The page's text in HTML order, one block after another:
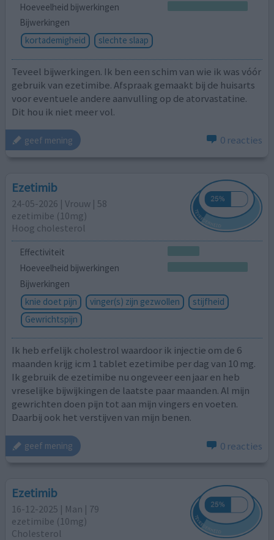
Hoeveelheid bijwerkingen
Bijwerkingen
kortademigheid
slechte slaap
Teveel bijwerkingen. Ik ben een schim van wie ik was vóór
gebruik van ezetimibe. Afspraak gemaakt bij de huisarts
voor eventuele andere aanvulling op de atorvastatine.
Dit hou ik niet meer vol.
geef mening 0 reacties
Ezetimib
24-05-2026 | Vrouw | 58
ezetimibe (10mg)
Hoog cholesterol
Effectiviteit
Hoeveelheid bijwerkingen
Bijwerkingen
knie doet pijn
vinger(s) zijn gezwollen
stijfheid
Gewrichtspijn
Ik heb erfelijk cholestrol waardoor ik injectie om de 6
maanden krijg icm 1 tablet ezetimibe per dag van 10 mg.
Ik gebruik de ezetimibe nu ongeveer een jaar en heb
vreselijke bijwijkingen de laatste paar maanden. Al mijn
gewrichten doen pijn tot aan mijn vingers en voeten.
Daarbij ook het verstijven van mijn benen.
geef mening 0 reacties
Ezetimib
16-12-2025 | Man | 79
ezetimibe (10mg)
Cholesterol